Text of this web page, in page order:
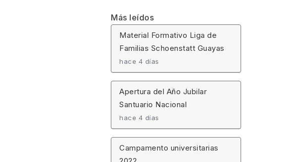
Más leídos
Material Formativo Liga de
Familias Schoenstatt Guayas
hace 4 días
Apertura del Año Jubilar
Santuario Nacional
hace 4 días
Campamento universitarias